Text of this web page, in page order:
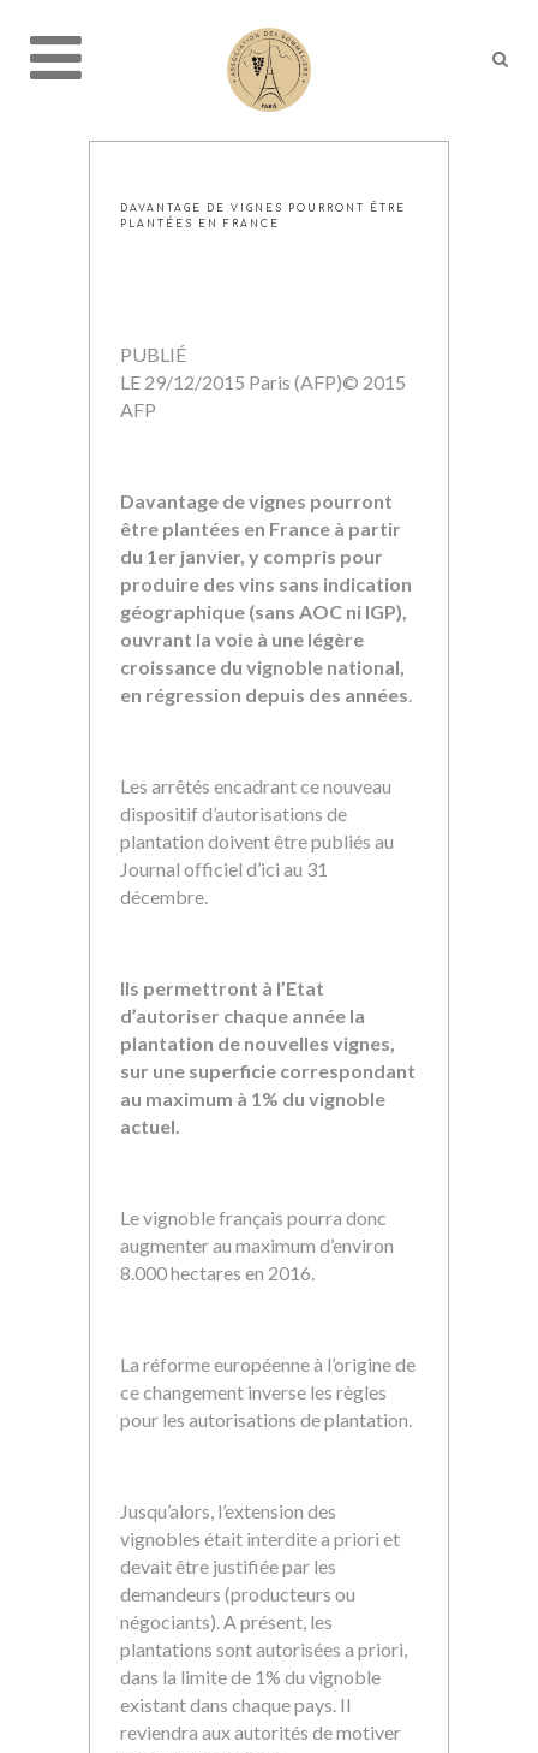
DAVANTAGE DE VIGNES POURRONT ÊTRE
PLANTÉES EN FRANCE
PUBLIÉ
LE 29/12/2015 Paris (AFP)© 2015
AFP
Davantage de vignes pourront
être plantées en France à partir
du 1er janvier, y compris pour
produire des vins sans indication
géographique (sans AOC ni IGP),
ouvrant la voie à une légère
croissance du vignoble national,
en régression depuis des années.
Les arrêtés encadrant ce nouveau
dispositif d’autorisations de
plantation doivent être publiés au
Journal officiel d’ici au 31
décembre.
Ils permettront à l’Etat
d’autoriser chaque année la
plantation de nouvelles vignes,
sur une superficie correspondant
au maximum à 1% du vignoble
actuel.
Le vignoble français pourra donc
augmenter au maximum d’environ
8.000 hectares en 2016.
La réforme européenne à l’origine de
ce changement inverse les règles
pour les autorisations de plantation.
Jusqu’alors, l’extension des
vignobles était interdite a priori et
devait être justifiée par les
demandeurs (producteurs ou
négociants). A présent, les
plantations sont autorisées a priori,
dans la limite de 1% du vignoble
existant dans chaque pays. Il
reviendra aux autorités de motiver